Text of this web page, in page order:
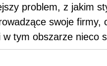
problem, z jakim
swoje firmy,
w tym obszarze nieco